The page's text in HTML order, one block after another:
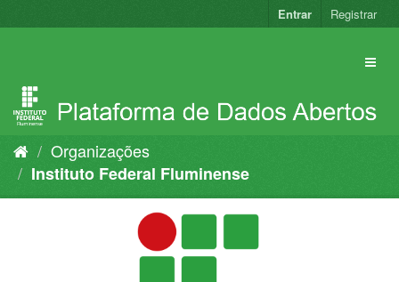
para
Entrar Registrar
Organizações
Instituto Federal Fluminense